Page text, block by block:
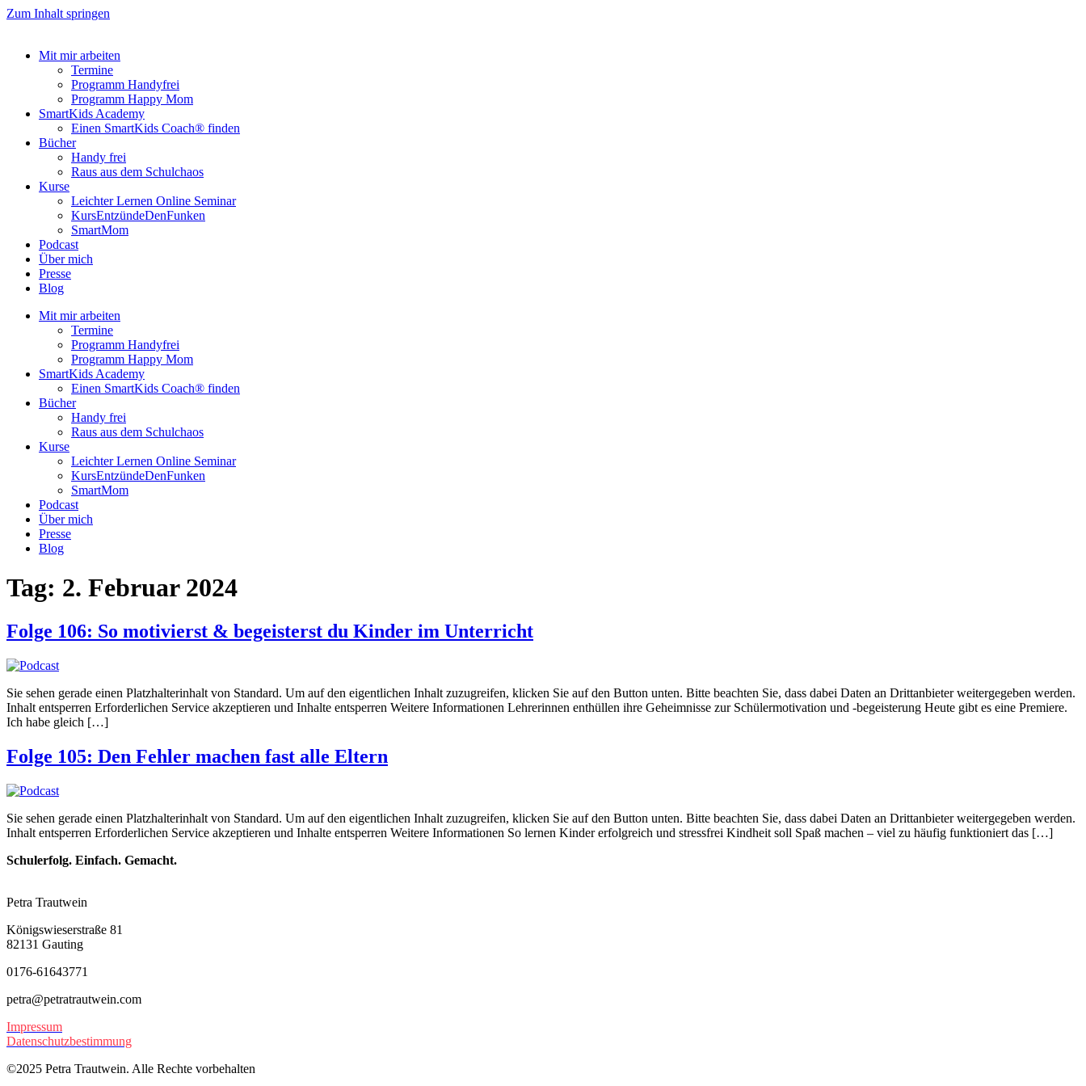
Zum Inhalt springen
Mit mir arbeiten
Termine
Programm Handyfrei
Programm Happy Mom
SmartKids Academy
Einen SmartKids Coach® finden
Bücher
Handy frei
Raus aus dem Schulchaos
Kurse
Leichter Lernen Online Seminar
KursEntzündeDenFunken
SmartMom
Podcast
Über mich
Presse
Blog
Mit mir arbeiten
Termine
Programm Handyfrei
Programm Happy Mom
SmartKids Academy
Einen SmartKids Coach® finden
Bücher
Handy frei
Raus aus dem Schulchaos
Kurse
Leichter Lernen Online Seminar
KursEntzündeDenFunken
SmartMom
Podcast
Über mich
Presse
Blog
Tag: 2. Februar 2024
Folge 106: So motivierst & begeisterst du Kinder im Unterricht
Sie sehen gerade einen Platzhalterinhalt von Standard. Um auf den eigentlichen Inhalt zuzugreifen, klicken Sie auf den Button unten. Bitte beachten Sie, dass dabei Daten an Drittanbieter weitergegeben werden.
Inhalt entsperren Erforderlichen Service akzeptieren und Inhalte entsperren Weitere Informationen Lehrerinnen enthüllen ihre Geheimnisse zur Schülermotivation und -begeisterung Heute gibt es eine Premiere.
Ich habe gleich […]
Folge 105: Den Fehler machen fast alle Eltern
Sie sehen gerade einen Platzhalterinhalt von Standard. Um auf den eigentlichen Inhalt zuzugreifen, klicken Sie auf den Button unten. Bitte beachten Sie, dass dabei Daten an Drittanbieter weitergegeben werden.
Inhalt entsperren Erforderlichen Service akzeptieren und Inhalte entsperren Weitere Informationen So lernen Kinder erfolgreich und stressfrei Kindheit soll Spaß machen – viel zu häufig funktioniert das […]
Schulerfolg. Einfach. Gemacht.
Petra Trautwein
Königswieserstraße 81
82131 Gauting
0176-61643771
petra@petratrautwein.com
Impressum
Datenschutzbestimmung
©2025 Petra Trautwein. Alle Rechte vorbehalten